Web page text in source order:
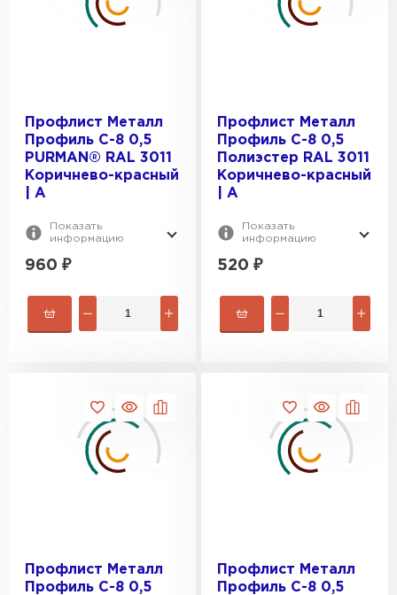
Для гаража
Для стен
C20
C21
ТОЛЩИНА, ММ:
0.4
0.5
0.45
ПОКРЫТИЕ:
Satin
NormanMP
PURMAN®
ВИД ПОВЕРХНОСТИ:
Глянцевая
Матовая
Металлик
Профлист Металл
Профиль С-8 0,5
PURMAN® RAL 3011
Коричнево-красный
| A
Показать
информацию
960 ₽
Профлист Металл
Профиль С-8 0,5
Полиэстер RAL 3011
Коричнево-красный
| A
Показать
информацию
520 ₽
Профлист Металл
Профиль С-8 0,5
Профлист Металл
Профиль С-8 0,5